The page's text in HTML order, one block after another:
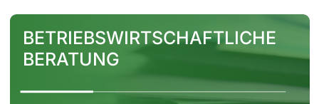
BETRIEBSWIRTSCHAFTLICHE
BERATUNG